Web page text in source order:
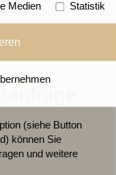
(siehe Button
können Sie
und weitere
Medien Statistik